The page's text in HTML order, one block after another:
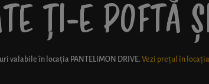
ȚI-E POFTĂ
valabile în locația PANTELIMON DRIVE. Vezi prețul în